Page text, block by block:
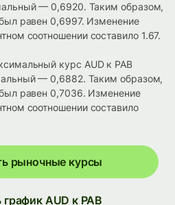
— 0,6920. Таким образом,
равен 0,6997. Изменение
соотношении составило 1.67.
курс AUD к PAB
— 0,6882. Таким образом,
равен 0,7036. Изменение
соотношении составило
рыночные курсы
AUD к PAB